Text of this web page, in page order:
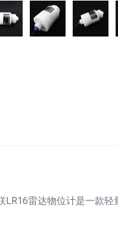
LR16雷达物位计是一款